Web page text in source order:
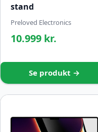
stand
Preloved Electronics
10.999 kr.
Se produkt →